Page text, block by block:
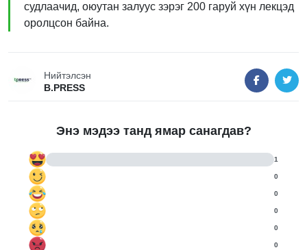
судлаачид, оюутан залуус зэрэг 200 гаруй хүн лекцэд
оролцсон байна.
Нийтэлсэн
B.PRESS
Энэ мэдээ танд ямар санагдав?
1
0
0
0
0
0